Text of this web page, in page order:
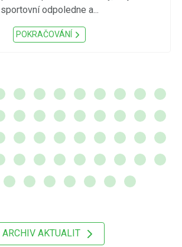
sportovní odpoledne a...
POKRAČOVÁNÍ
ARCHIV AKTUALIT